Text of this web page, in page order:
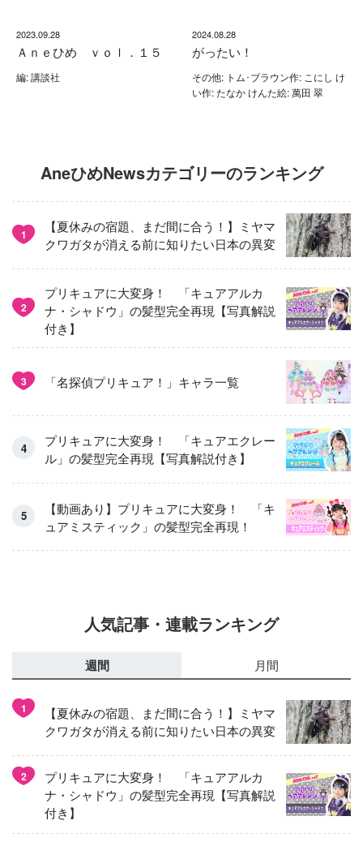
2023.09.28
Ａｎｅひめ ｖｏｌ．１５
編: 講談社
2024.08.28
がったい！
その他: トム･ブラウン作: こにし け
い作: たなか けんた絵: 萬田 翠
AneひめNewsカテゴリーのランキング
1
【夏休みの宿題、まだ間に合う！】ミヤマ
クワガタが消える前に知りたい日本の異変
2
プリキュアに大変身！ 「キュアアルカ
ナ・シャドウ」の髪型完全再現【写真解説
付き】
3 「名探偵プリキュア！」キャラ一覧
プリキュアに大変身！ 「キュアエクレー
ル」の髪型完全再現【写真解説付き】
【動画あり】プリキュアに大変身！ 「キ
ュアミスティック」の髪型完全再現！
人気記事・連載ランキング
週間 月間
1
【夏休みの宿題、まだ間に合う！】ミヤマ
クワガタが消える前に知りたい日本の異変
2
プリキュアに大変身！ 「キュアアルカ
ナ・シャドウ」の髪型完全再現【写真解説
付き】